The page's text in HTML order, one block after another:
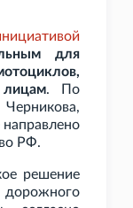
для
. По
РФ.
решение
дорожного